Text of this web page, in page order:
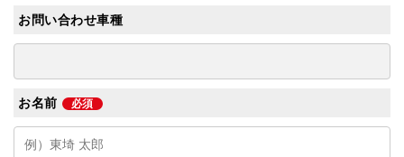
お問い合わせ車種
お名前 必須